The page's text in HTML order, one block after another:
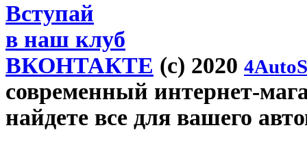
Вступай
в наш клуб
ВКОНТАКТЕ (c) 2020
современный интернет-
найдете все для вашего